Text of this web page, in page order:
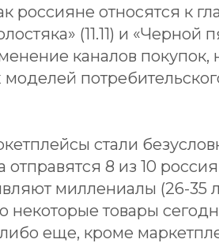
россияне относятся к
(11.11) и «Черной
каналов покупок,
стали
8 из 10
миллениалы (26-35
некоторые товары
еще, кроме